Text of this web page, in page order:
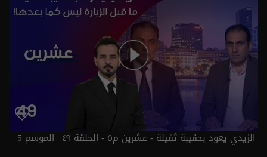
الزيدي يعود بحقيبة ثقيلة - عشرين م٥ - الحلقة ٤٩ | الموسم 5